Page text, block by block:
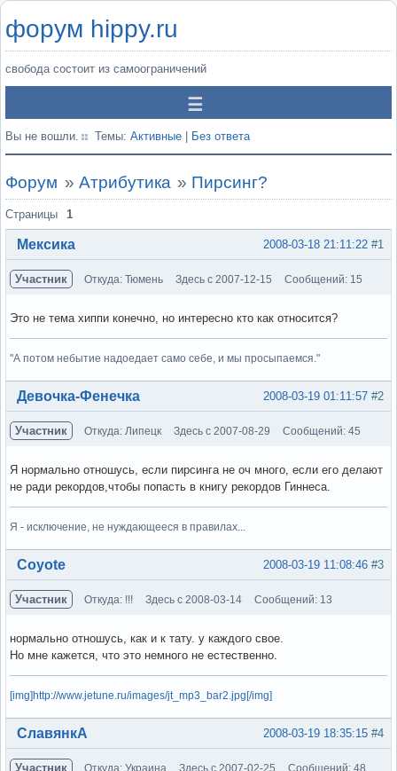
форум hippy.ru
свобода состоит из самоограничений
Вы не вошли. Темы: Активные Без ответа
Форум » Атрибутика » Пирсинг?
Страницы 1
#1
2008-03-18 21:11:22
Мексика
Участник Откуда: Тюмень Здесь с 2007-12-15 Сообщений: 15
Это не тема хиппи конечно, но интересно кто как относится?
"А потом небытие надоедает само себе, и мы просыпаемся."
Вне форума #2
2008-03-19 01:11:57
Девочка-Фенечка
Участник Откуда: Липецк Здесь с 2007-08-29 Сообщений: 45
Я нормально отношусь, если пирсинга не оч много, если его делают
не ради рекордов,чтобы попасть в книгу рекордов Гиннеса.
Я - исключение, не нуждающееся в правилах...
Вне форума #3
2008-03-19 11:08:46
Coyote
Участник Откуда: !!! Здесь с 2008-03-14 Сообщений: 13
нормально отношусь, как и к тату. у каждого свое.
Но мне кажется, что это немного не естественно.
[img]http://www.jetune.ru/images/jt_mp3_bar2.jpg[/img]
Вне форума #4
2008-03-19 18:35:15
СлавянкА
Участник Откуда: Украина Здесь с 2007-02-25 Сообщений: 48